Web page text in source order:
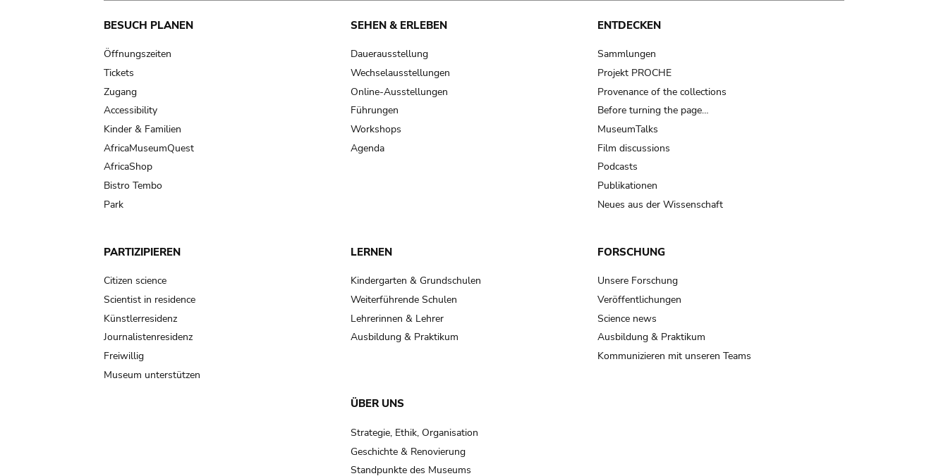
Main
navigation
BESUCH PLANEN
Öffnungszeiten
Tickets
Zugang
Accessibility
Kinder & Familien
AfricaMuseumQuest
AfricaShop
Bistro Tembo
Park
SEHEN & ERLEBEN
Dauerausstellung
Wechselausstellungen
Online-Ausstellungen
Führungen
Workshops
Agenda
ENTDECKEN
Sammlungen
Projekt PROCHE
Provenance of the collections
Before turning the page…
MuseumTalks
Film discussions
Podcasts
Publikationen
Neues aus der Wissenschaft
PARTIZIPIEREN
Citizen science
Scientist in residence
Künstlerresidenz
Journalistenresidenz
Freiwillig
Museum unterstützen
LERNEN
Kindergarten & Grundschulen
Weiterführende Schulen
Lehrerinnen & Lehrer
Ausbildung & Praktikum
FORSCHUNG
Unsere Forschung
Veröffentlichungen
Science news
Ausbildung & Praktikum
Kommunizieren mit unseren Teams
ÜBER UNS
Strategie, Ethik, Organisation
Geschichte & Renovierung
Standpunkte des Museums